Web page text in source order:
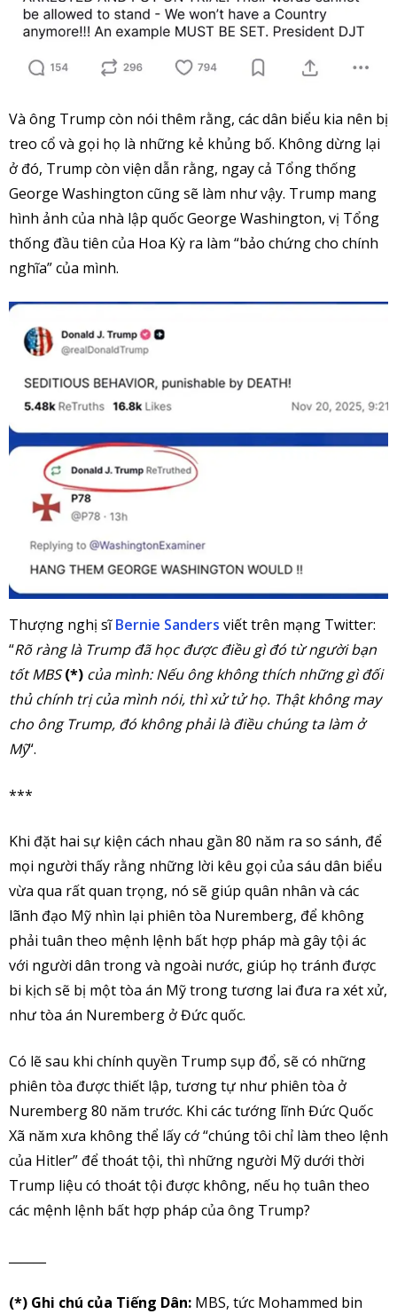
Và ông Trump còn nói thêm rằng, các dân biểu kia nên bị
treo cổ và gọi họ là những kẻ khủng bố. Không dừng lại
ở đó, Trump còn viện dẫn rằng, ngay cả Tổng thống
George Washington cũng sẽ làm như vậy. Trump mang
hình ảnh của nhà lập quốc George Washington, vị Tổng
thống đầu tiên của Hoa Kỳ ra làm “bảo chứng cho chính
nghĩa” của mình.
Thượng nghị sĩBernie Sanders viết trên mạng Twitter:
“Rõ ràng là Trump đã học được điều gì đó từ người bạn
tốt MBS(*) của mình: Nếu ông không thích những gì đối
thủ chính trị của mình nói, thì xử tử họ. Thật không may
cho ông Trump, đó không phải là điều chúng ta làm ở
Mỹ“.
***
Khi đặt hai sự kiện cách nhau gần 80 năm ra so sánh, để
mọi người thấy rằng những lời kêu gọi của sáu dân biểu
vừa qua rất quan trọng, nó sẽ giúp quân nhân và các
lãnh đạo Mỹ nhìn lại phiên tòa Nuremberg, để không
phải tuân theo mệnh lệnh bất hợp pháp mà gây tội ác
với người dân trong và ngoài nước, giúp họ tránh được
bi kịch sẽ bị một tòa án Mỹ trong tương lai đưa ra xét xử,
như tòa án Nuremberg ở Đức quốc.
Có lẽ sau khi chính quyền Trump sụp đổ, sẽ có những
phiên tòa được thiết lập, tương tự như phiên tòa ở
Nuremberg 80 năm trước. Khi các tướng lĩnh Đức Quốc
Xã năm xưa không thể lấy cớ “chúng tôi chỉ làm theo lệnh
của Hitler” để thoát tội, thì những người Mỹ dưới thời
Trump liệu có thoát tội được không, nếu họ tuân theo
các mệnh lệnh bất hợp pháp của ông Trump?
(*) Ghi chú của Tiếng Dân: MBS, tức Mohammed bin